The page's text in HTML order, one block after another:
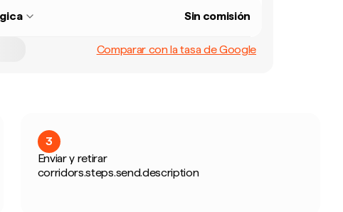
Sin comisión
Comparar con la tasa de Google
3
Enviar y retirar
corridors.steps.send.description